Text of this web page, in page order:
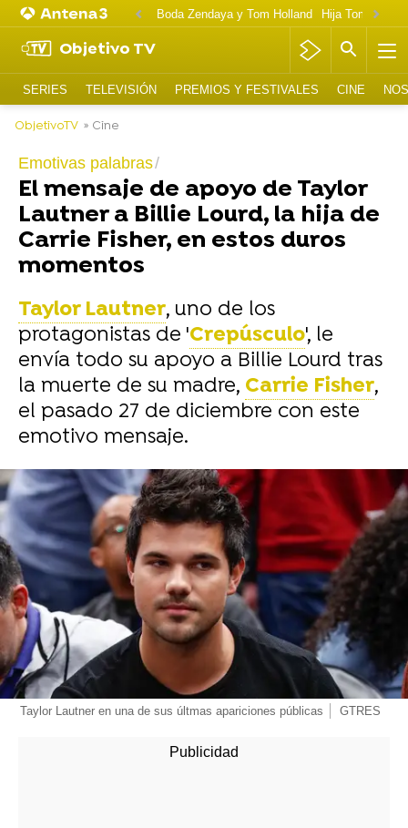
Boda Zendaya y Tom Holland Hija Tom
Objetivo TV
SERIES TELEVISIÓN PREMIOS Y FESTIVALES CINE
ObjetivoTV » Cine
Emotivas palabras
El mensaje de apoyo de Taylor
Lautner a Billie Lourd, la hija de
Carrie Fisher, en estos duros
momentos
Taylor Lautner, uno de los
protagonistas de 'Crepúsculo', le
envía todo su apoyo a Billie Lourd tras
la muerte de su madre, Carrie Fisher,
el pasado 27 de diciembre con este
emotivo mensaje.
-
Taylor Lautner en una de sus últmas apariciones públicas GTRES